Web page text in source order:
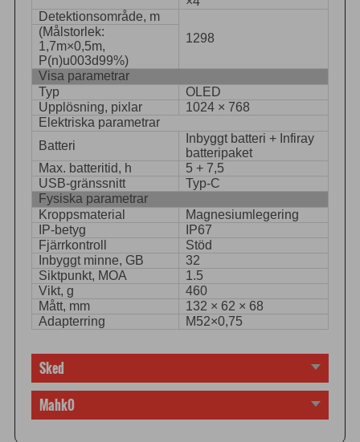
Detektionsområde, m
1298
(Målstorlek:
1,7m×0,5m,
P(n)u003d99%)
Visa parametrar
Typ
OLED
Upplösning, pixlar
1024 × 768
Elektriska parametrar
Batteri
Inbyggt batteri + Infiray
batteripaket
Max. batteritid, h
5 + 7,5
USB-gränssnitt
Typ-C
Fysiska parametrar
Kroppsmaterial
Magnesiumlegering
IP-betyg
IP67
Fjärrkontroll
Stöd
Inbyggt minne, GB
32
Siktpunkt, MOA
1.5
Vikt, g
460
Mått, mm
132 × 62 × 68
Adapterring
M52×0,75
Sked
Mahk0